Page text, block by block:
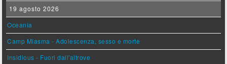
19 agosto 2026
Oceania
Camp Miasma - Adolescenza, sesso e morte
Insidious - Fuori dall'altrove